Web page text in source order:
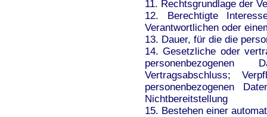
11. Rechtsgrundlage der
12. Berechtigte
Verantwortlichen oder
13. Dauer, für die die
14. Gesetzliche oder
Vertragsabschluss;
personenbezogenen
Nichtbereitstellung
15. Bestehen einer